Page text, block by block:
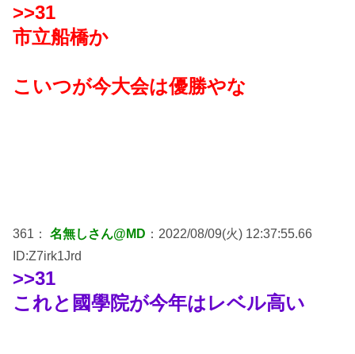
>>31
市立船橋か
こいつが今大会は優勝やな
361： 名無しさん@MD ：2022/08/09(火) 12:37:55.66
ID:Z7irk1Jrd
>>31
これと國學院が今年はレベル高い